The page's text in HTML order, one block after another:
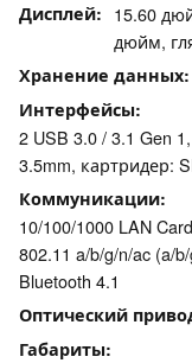
Дисплей
15.60
дюйм,
Хранение данных
Интерфейсы
2 USB 3.0 / 3.1 Gen
3.5mm, картридер:
Коммуникации
10/100/1000 LAN
802.11 a/b/g/n/ac (a/
Bluetooth 4.1
Оптический
Габариты